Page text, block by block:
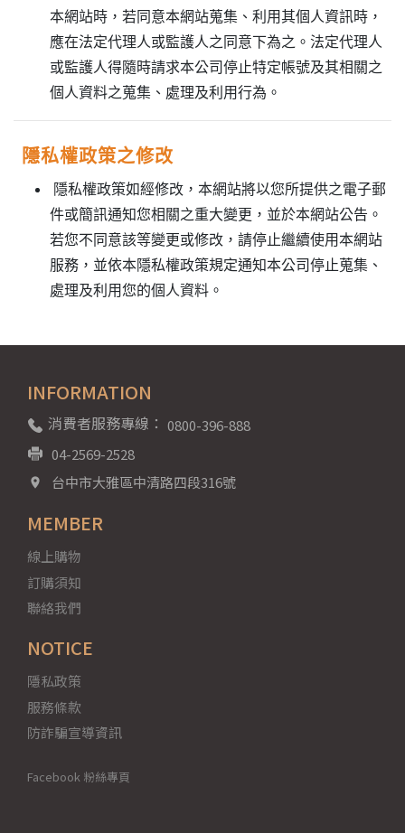
本網站時，若同意本網站蒐集、利用其個人資訊時，
應在法定代理人或監護人之同意下為之。法定代理人
或監護人得隨時請求本公司停止特定帳號及其相關之
個人資料之蒐集、處理及利用行為。
隱私權政策之修改
隱私權政策如經修改，本網站將以您所提供之電子郵
件或簡訊通知您相關之重大變更，並於本網站公告。
若您不同意該等變更或修改，請停止繼續使用本網站
服務，並依本隱私權政策規定通知本公司停止蒐集、
處理及利用您的個人資料。
INFORMATION
消費者服務專線： 0800-396-888
04-2569-2528
台中市大雅區中清路四段316號
MEMBER
線上購物
訂購須知
聯絡我們
NOTICE
隱私政策
服務條款
防詐騙宣導資訊
Facebook 粉絲專頁